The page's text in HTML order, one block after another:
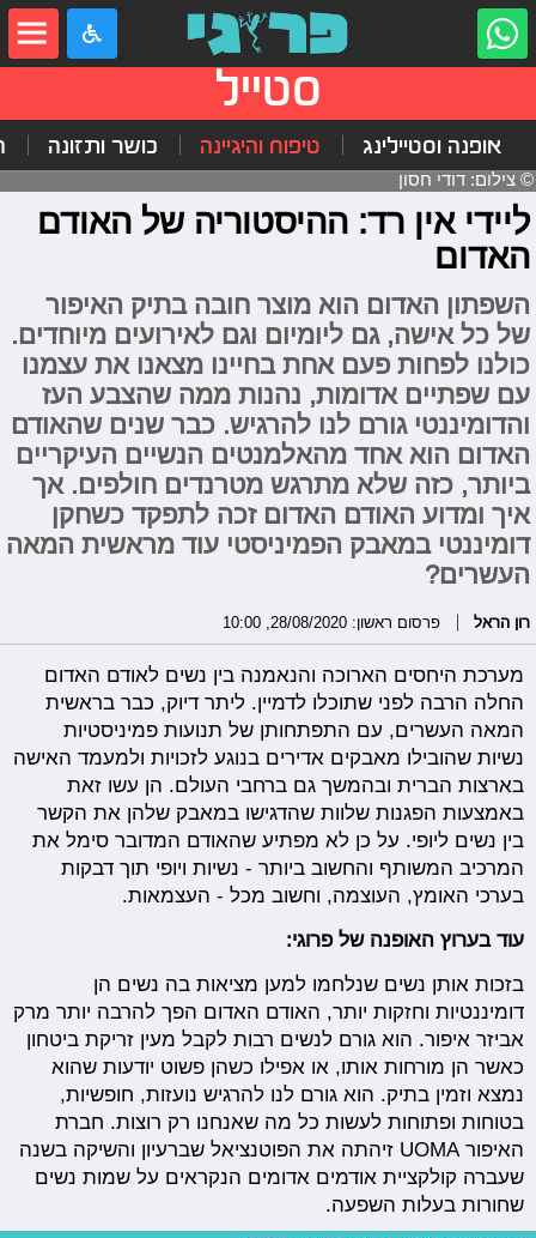
סטייל
אופנה וסטיילינג טיפוח והיגיינה כושר ותזונה
© צילום: דודי חסון
ליידי אין רד: ההיסטוריה של האודם
האדום
השפתון האדום הוא מוצר חובה בתיק האיפור
של כל אישה, גם ליומיום וגם לאירועים מיוחדים.
כולנו לפחות פעם אחת בחיינו מצאנו את עצמנו
עם שפתיים אדומות, נהנות ממה שהצבע העז
והדומיננטי גורם לנו להרגיש. כבר שנים שהאודם
האדום הוא אחד מהאלמנטים הנשיים העיקריים
ביותר, כזה שלא מתרגש מטרנדים חולפים. אך
איך ומדוע האודם האדום זכה לתפקד כשחקן
דומיננטי במאבק הפמיניסטי עוד מראשית המאה
העשרים?
רון הראל פרסום ראשון: 28/08/2020, 10:00
מערכת היחסים הארוכה והנאמנה בין נשים לאודם האדום
החלה הרבה לפני שתוכלו לדמיין. ליתר דיוק, כבר בראשית
המאה העשרים, עם התפתחותן של תנועות פמיניסטיות
נשיות שהובילו מאבקים אדירים בנוגע לזכויות ולמעמד האישה
בארצות הברית ובהמשך גם ברחבי העולם. הן עשו זאת
באמצעות הפגנות שלוות שהדגישו במאבק שלהן את הקשר
בין נשים ליופי. על כן לא מפתיע שהאודם המדובר סימל את
המרכיב המשותף והחשוב ביותר - נשיות ויופי תוך דבקות
בערכי האומץ, העוצמה, וחשוב מכל - העצמאות.
עוד בערוץ האופנה של פרוגי:
בזכות אותן נשים שנלחמו למען מציאות בה נשים הן
דומיננטיות וחזקות יותר, האודם האדום הפך להרבה יותר מרק
אביזר איפור. הוא גורם לנשים רבות לקבל מעין זריקת ביטחון
כאשר הן מורחות אותו, או אפילו כשהן פשוט יודעות שהוא
נמצא וזמין בתיק. הוא גורם לנו להרגיש נועזות, חופשיות,
בטוחות ופתוחות לעשות כל מה שאנחנו רק רוצות. חברת
האיפור UOMA זיהתה את הפוטנציאל שברעיון והשיקה בשנה
שעברה קולקציית אודמים אדומים הנקראים על שמות נשים
שחורות בעלות השפעה.